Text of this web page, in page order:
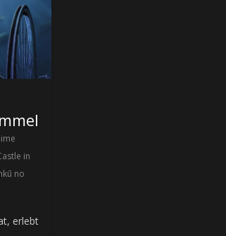
in
no
erlebt